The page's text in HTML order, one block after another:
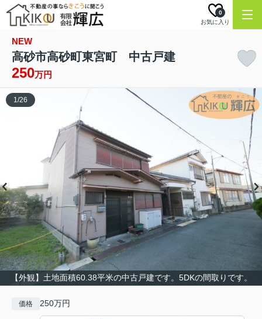
お気に入り
0
NEW
高砂市高砂町東宮町 中古戸建
250万円
【外観】土地面積60.38平米の中古戸建です。5DKの間取りです。
1/26
価格 250万円